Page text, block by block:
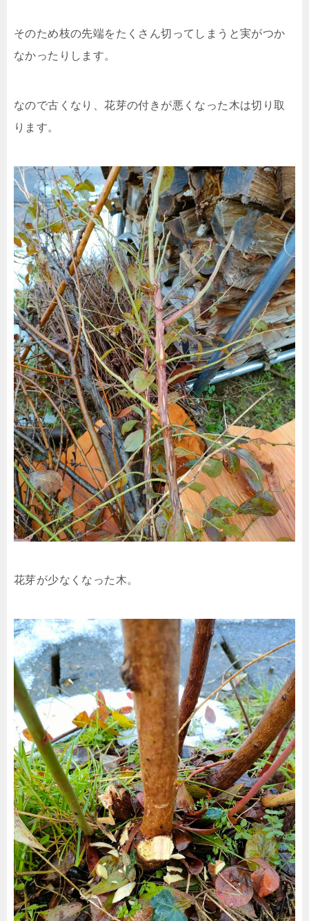
そのため枝の先端をたくさん切ってしまうと実がつか
なかったりします。
なので古くなり、花芽の付きが悪くなった木は切り取
ります。
花芽が少なくなった木。